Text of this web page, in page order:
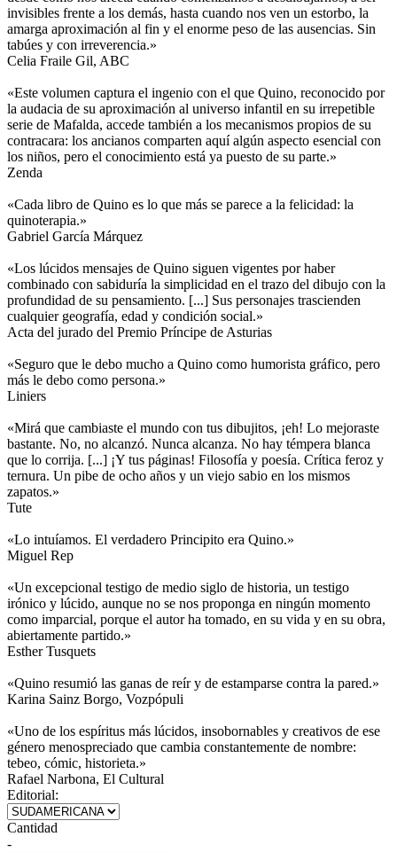
invisibles frente a los demás, hasta cuando nos ven un estorbo, la
amarga aproximación al fin y el enorme peso de las ausencias. Sin
tabúes y con irreverencia.»
Celia Fraile Gil, ABC
«Este volumen captura el ingenio con el que Quino, reconocido por
la audacia de su aproximación al universo infantil en su irrepetible
serie de Mafalda, accede también a los mecanismos propios de su
contracara: los ancianos comparten aquí algún aspecto esencial con
los niños, pero el conocimiento está ya puesto de su parte.»
Zenda
«Cada libro de Quino es lo que más se parece a la felicidad: la
quinoterapia.»
Gabriel García Márquez
«Los lúcidos mensajes de Quino siguen vigentes por haber
combinado con sabiduría la simplicidad en el trazo del dibujo con la
profundidad de su pensamiento. [...] Sus personajes trascienden
cualquier geografía, edad y condición social.»
Acta del jurado del Premio Príncipe de Asturias
«Seguro que le debo mucho a Quino como humorista gráfico, pero
más le debo como persona.»
Liniers
«Mirá que cambiaste el mundo con tus dibujitos, ¡eh! Lo mejoraste
bastante. No, no alcanzó. Nunca alcanza. No hay témpera blanca
que lo corrija. [...] ¡Y tus páginas! Filosofía y poesía. Crítica feroz y
ternura. Un pibe de ocho años y un viejo sabio en los mismos
zapatos.»
Tute
«Lo intuíamos. El verdadero Principito era Quino.»
Miguel Rep
«Un excepcional testigo de medio siglo de historia, un testigo
irónico y lúcido, aunque no se nos proponga en ningún momento
como imparcial, porque el autor ha tomado, en su vida y en su obra,
abiertamente partido.»
Esther Tusquets
«Quino resumió las ganas de reír y de estamparse contra la pared.»
Karina Sainz Borgo, Vozpópuli
«Uno de los espíritus más lúcidos, insobornables y creativos de ese
género menospreciado que cambia constantemente de nombre:
tebeo, cómic, historieta.»
Rafael Narbona, El Cultural
Editorial:
Cantidad
-